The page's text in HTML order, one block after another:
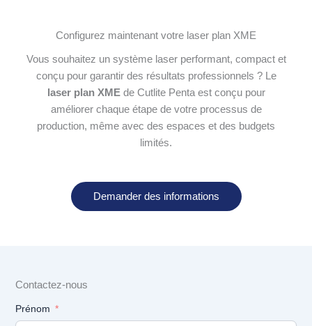
Configurez maintenant votre laser plan XME
Vous souhaitez un système laser performant, compact et
conçu pour garantir des résultats professionnels ? Le
laser plan XMEde Cutlite Penta est conçu pour
améliorer chaque étape de votre processus de
production, même avec des espaces et des budgets
limités.
Demander des informations
Contactez-nous
Prénom